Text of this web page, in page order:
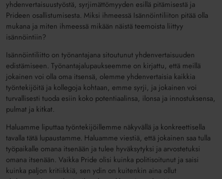
yhdenvertaisuustyöstä, syrjimättömyyden esillä pitämisestä ja
Prideen osallistumisesta. Miksi ihmeessä Isännöintiliiton pitää olla
mukana ja miten ihmeessä mikään näistä teemoista liittyy
isännöintiin?
Isännöintiliitto on työnantajana sitoutunut yhdenvertaisuuden
edistämiseen. Työnantajalupaukseemme on kirjattu, että meillä
jokainen voi olla oma itsensä, olemme yhdenvertaisia kaikkia
työntekijöitä ja kollegoja kohtaan, emme syrji, ja jokainen voi
turvallisesti tuoda esiin koko potentiaalinsa, ilonsa ja innostuksensa,
pulmat ja kitkat.
Haluamme liputtaa työntekijöillemme näkyvällä ja konkreettisella
tavalla tätä lupaustamme. Haluamme viestiä, että jokainen saa tulla
työpaikalle omana itsenään ja tulee hyväksytyksi ja arvostetuksi
omana itsenään. Vaikka Pride olisi kuinka politisoitunut ja saisi
kuinka paljon kritiikkiä, sen ydin on kuitenkin aina ollut